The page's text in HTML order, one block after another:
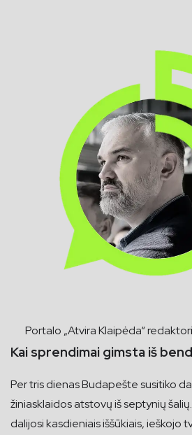
Portalo „Atvira Klaipėda“
Kai sprendimai gimsta iš
Per tris dienas Budapešte susitiko
žiniasklaidos atstovų iš septynių
dalijosi kasdieniais iššūkiais, ieškojo